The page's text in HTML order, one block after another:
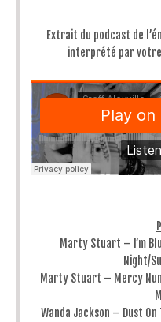
Extrait du podcast de
interprété par
Marty Stuart – I’m
Night/
Marty Stuart – Mercy
Wanda Jackson – Dust